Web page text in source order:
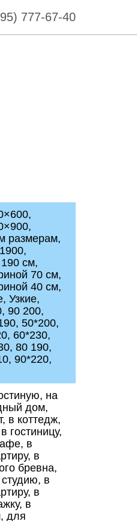
777-67-40
размерам,
см,
70 см,
40 см,
Узкие,
90 200,
50*200,
60*230,
80 190,
90*220,
на
дом,
в коттедж,
гостиницу,
в
в
бревна,
в
в
в
для